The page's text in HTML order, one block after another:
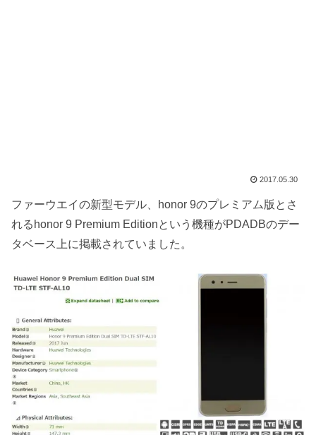
2017.05.30
ファーウエイの新型モデル、honor 9のプレミアム版とさ
れるhonor 9 Premium Editionという機種がPDADBのデー
タベース上に掲載されていました。